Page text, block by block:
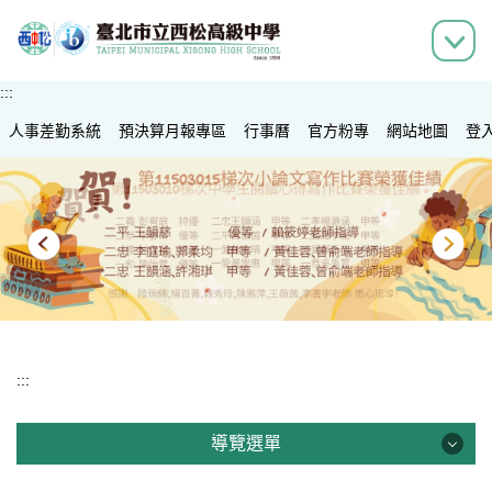
到
容
區
:::
人事差勤系統 預決算月報專區 行事曆 官方粉專 網站地圖 登
:::
導覽選單